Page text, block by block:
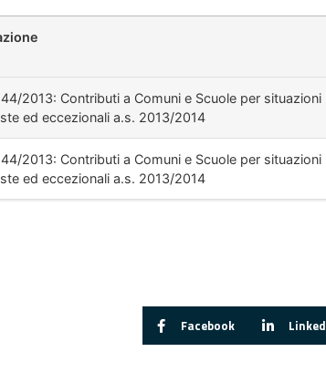
2013: Contributi a Comuni e Scuole per situazioni
ed eccezionali a.s. 2013/2014
2013: Contributi a Comuni e Scuole per situazioni
ed eccezionali a.s. 2013/2014
Facebook